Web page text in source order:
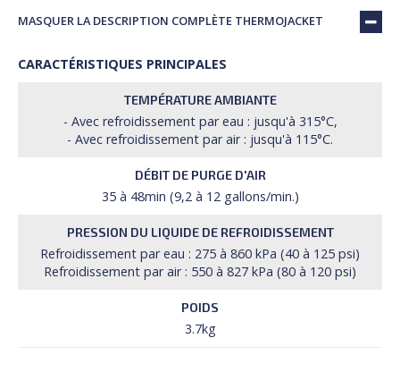
MASQUER LA DESCRIPTION COMPLÈTE THERMOJACKET
CARACTÉRISTIQUES PRINCIPALES
TEMPÉRATURE AMBIANTE
- Avec refroidissement par eau : jusqu'à 315°C,
- Avec refroidissement par air : jusqu'à 115°C.
DÉBIT DE PURGE D'AIR
35 à 48min (9,2 à 12 gallons/min.)
PRESSION DU LIQUIDE DE REFROIDISSEMENT
Refroidissement par eau : 275 à 860 kPa (40 à 125 psi)
Refroidissement par air : 550 à 827 kPa (80 à 120 psi)
POIDS
3.7kg